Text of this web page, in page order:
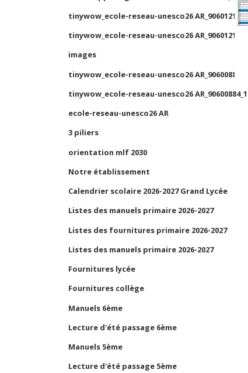
tinywow_ecole-reseau-unesco26 AR_90601210_1
tinywow_ecole-reseau-unesco26 AR_90601210_2
images
tinywow_ecole-reseau-unesco26 AR_90600884_2
tinywow_ecole-reseau-unesco26 AR_90600884_1
ecole-reseau-unesco26 AR
3 piliers
orientation mlf 2030
Notre établissement
Calendrier scolaire 2026-2027 Grand Lycée
Listes des manuels primaire 2026-2027
Listes des fournitures primaire 2026-2027
Listes des manuels primaire 2026-2027
Fournitures lycée
Fournitures collège
Manuels 6ème
Lecture d'été passage 6ème
Manuels 5ème
Lecture d'été passage 5ème